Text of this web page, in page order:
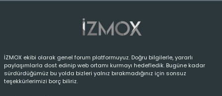
İZMOX ekibi olarak genel forum platformuyuz. Doğru bilgilerle, yararlı
paylaşımlarla dost edinip web ortamı kurmayı hedefledik. Bugüne kadar
sürdürdüğümüz bu yolda bizleri yalnız bırakmadığınız için sonsuz
teşekkürlerimizi borç biliriz.